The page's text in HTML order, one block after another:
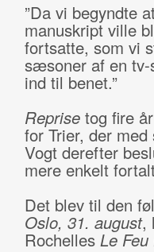
”Da vi begyndte
manuskript ville
fortsatte, som vi
sæsoner af en
ind til benet.”
Reprisetog fire
for Trier, der
Vogt derefter
mere enkelt
Det blev til den
Oslo, 31. august,
Rochelles Le Feu